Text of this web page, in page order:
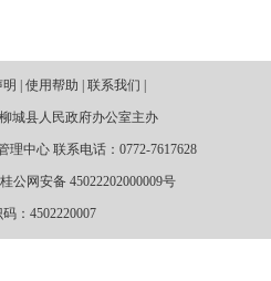
| 使用帮助 | 联系我们 |
城县人民政府办公室主办
中心 联系电话：0772-7617628
公网安备 45022202000009号
：4502220007